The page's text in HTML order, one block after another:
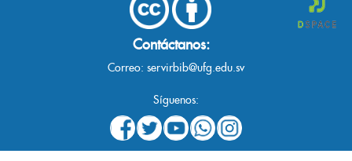
Contáctanos:
Correo: servirbib@ufg.edu.sv
Síguenos: